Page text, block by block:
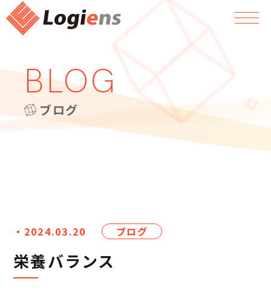
BLOG
ブログ
・2024.03.20 ブログ
栄養バランス